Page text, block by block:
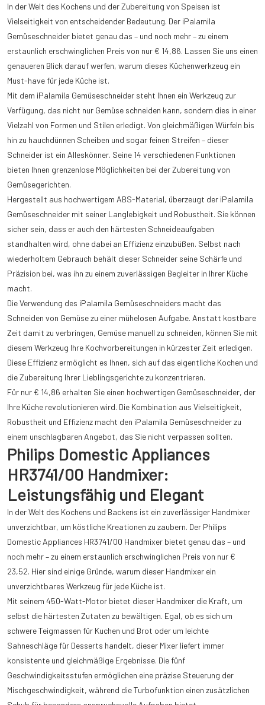
In der Welt des Kochens und der Zubereitung von Speisen ist
Vielseitigkeit von entscheidender Bedeutung. Der iPalamila
Gemüseschneider bietet genau das – und noch mehr – zu einem
erstaunlich erschwinglichen Preis von nur € 14,86. Lassen Sie uns einen
genaueren Blick darauf werfen, warum dieses Küchenwerkzeug ein
Must-have für jede Küche ist.
Mit dem iPalamila Gemüseschneider steht Ihnen ein Werkzeug zur
Verfügung, das nicht nur Gemüse schneiden kann, sondern dies in einer
Vielzahl von Formen und Stilen erledigt. Von gleichmäßigen Würfeln bis
hin zu hauchdünnen Scheiben und sogar feinen Streifen – dieser
Schneider ist ein Alleskönner. Seine 14 verschiedenen Funktionen
bieten Ihnen grenzenlose Möglichkeiten bei der Zubereitung von
Gemüsegerichten.
Hergestellt aus hochwertigem ABS-Material, überzeugt der iPalamila
Gemüseschneider mit seiner Langlebigkeit und Robustheit. Sie können
sicher sein, dass er auch den härtesten Schneideaufgaben
standhalten wird, ohne dabei an Effizienz einzubüßen. Selbst nach
wiederholtem Gebrauch behält dieser Schneider seine Schärfe und
Präzision bei, was ihn zu einem zuverlässigen Begleiter in Ihrer Küche
macht.
Die Verwendung des iPalamila Gemüseschneiders macht das
Schneiden von Gemüse zu einer mühelosen Aufgabe. Anstatt kostbare
Zeit damit zu verbringen, Gemüse manuell zu schneiden, können Sie mit
diesem Werkzeug Ihre Kochvorbereitungen in kürzester Zeit erledigen.
Diese Effizienz ermöglicht es Ihnen, sich auf das eigentliche Kochen und
die Zubereitung Ihrer Lieblingsgerichte zu konzentrieren.
Für nur € 14,86 erhalten Sie einen hochwertigen Gemüseschneider, der
Ihre Küche revolutionieren wird. Die Kombination aus Vielseitigkeit,
Robustheit und Effizienz macht den iPalamila Gemüseschneider zu
einem unschlagbaren Angebot, das Sie nicht verpassen sollten.
Philips Domestic Appliances
HR3741/00 Handmixer:
Leistungsfähig und Elegant
In der Welt des Kochens und Backens ist ein zuverlässiger Handmixer
unverzichtbar, um köstliche Kreationen zu zaubern. Der Philips
Domestic Appliances HR3741/00 Handmixer bietet genau das – und
noch mehr – zu einem erstaunlich erschwinglichen Preis von nur €
23,52. Hier sind einige Gründe, warum dieser Handmixer ein
unverzichtbares Werkzeug für jede Küche ist.
Mit seinem 450-Watt-Motor bietet dieser Handmixer die Kraft, um
selbst die härtesten Zutaten zu bewältigen. Egal, ob es sich um
schwere Teigmassen für Kuchen und Brot oder um leichte
Sahneschläge für Desserts handelt, dieser Mixer liefert immer
konsistente und gleichmäßige Ergebnisse. Die fünf
Geschwindigkeitsstufen ermöglichen eine präzise Steuerung der
Mischgeschwindigkeit, während die Turbofunktion einen zusätzlichen